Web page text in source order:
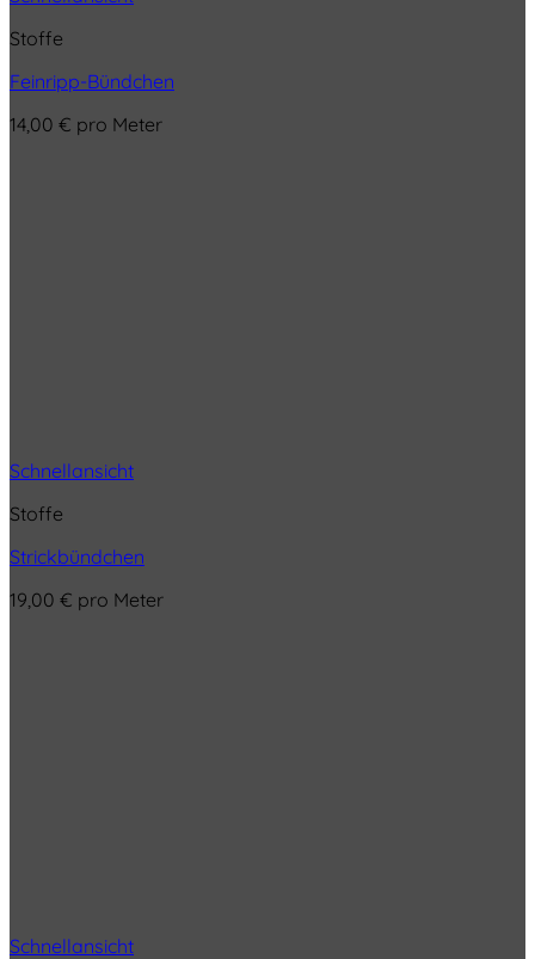
Stoffe
Feinripp-Bündchen
14,00 € pro Meter
Schnellansicht
Stoffe
Strickbündchen
19,00 € pro Meter
Schnellansicht